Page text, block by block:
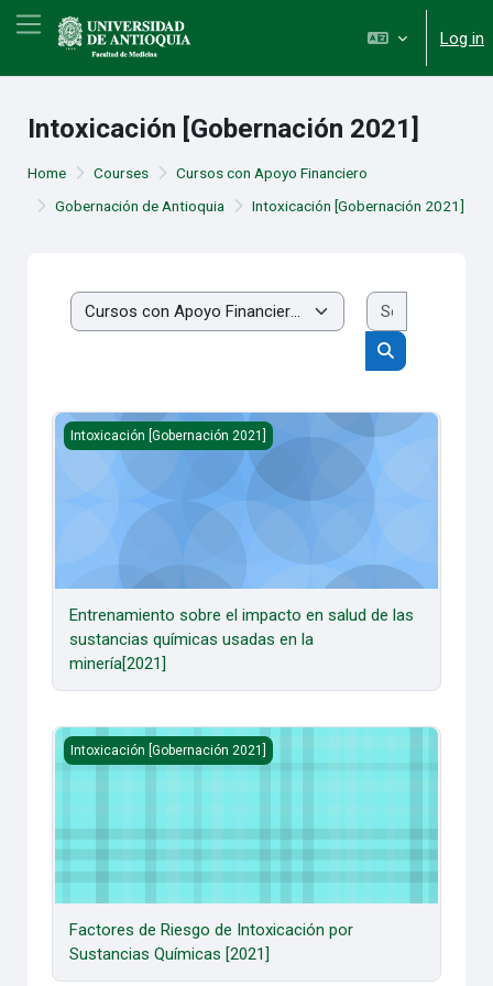
Skip to main content
Side panel
Log in
Intoxicación [Gobernación 2021]
Home Courses
Cursos con Apoyo Financiero
Gobernación de Antioquia
Intoxicación [Gobernación 2021]
Course categories
Search
Entrenamiento sobre el impacto en salud de las
Intoxicación [Gobernación 2021]
Entrenamiento sobre el impacto en salud de las
sustancias químicas usadas en la
minería[2021]
Factores de Riesgo de Intoxicación por Sustancias
Intoxicación [Gobernación 2021]
Factores de Riesgo de Intoxicación por
Sustancias Químicas [2021]